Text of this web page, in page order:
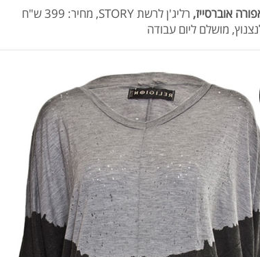
רליג'ן לרשת STORY, מחיר: 399 ש"ח
מושלם ליום עבודה